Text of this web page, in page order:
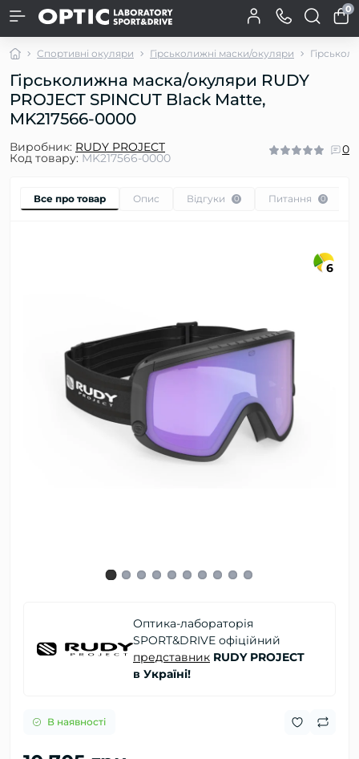
0
Спортивні окуляри Гірськолижні маски/окуляри
Гірськолижна маска/окуляри RUDY
PROJECT SPINCUT Black Matte,
MK217566-0000
Виробник: RUDY PROJECT
Код товару: MK217566-0000
0
Все про товар Опис Відгуки 0 Питання 0
6
Оптика-лабораторія
SPORT&DRIVE офіційний
представник RUDY PROJECT
в Україні!
В наявності